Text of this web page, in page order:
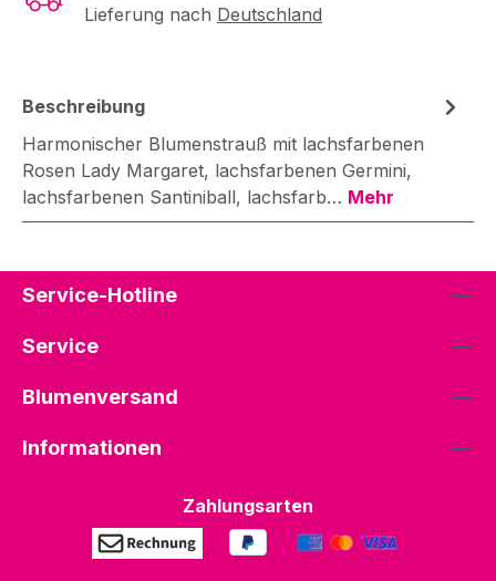
Lieferung nach Deutschland
Beschreibung
Harmonischer Blumenstrauß mit lachsfarbenen
Rosen Lady Margaret, lachsfarbenen Germini,
lachsfarbenen Santiniball, lachsfarb… Mehr
Service-Hotline
Service
Blumenversand
Informationen
Zahlungsarten